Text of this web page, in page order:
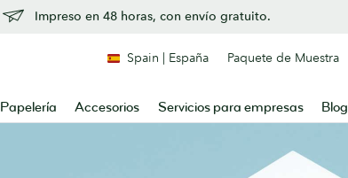
Impreso en 48 horas, con envío gratuito.
Papelería Accesorios Servicios para empresas Blog
Spain | España Paquete de Muestra